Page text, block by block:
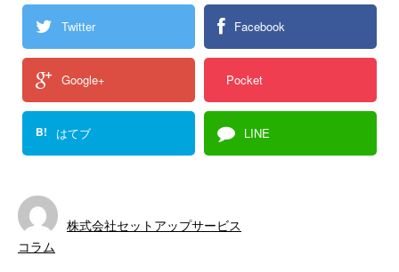
Twitter Facebook
Google+ Pocket
B! はてブ LINE
株式会社セットアップサービス
コラム